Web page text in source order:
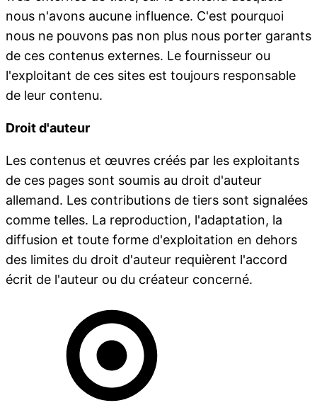
nous n'avons aucune influence. C'est pourquoi
nous ne pouvons pas non plus nous porter garants
de ces contenus externes. Le fournisseur ou
l'exploitant de ces sites est toujours responsable
de leur contenu.
Droit d'auteur
Les contenus et œuvres créés par les exploitants
de ces pages sont soumis au droit d'auteur
allemand. Les contributions de tiers sont signalées
comme telles. La reproduction, l'adaptation, la
diffusion et toute forme d'exploitation en dehors
des limites du droit d'auteur requièrent l'accord
écrit de l'auteur ou du créateur concerné.